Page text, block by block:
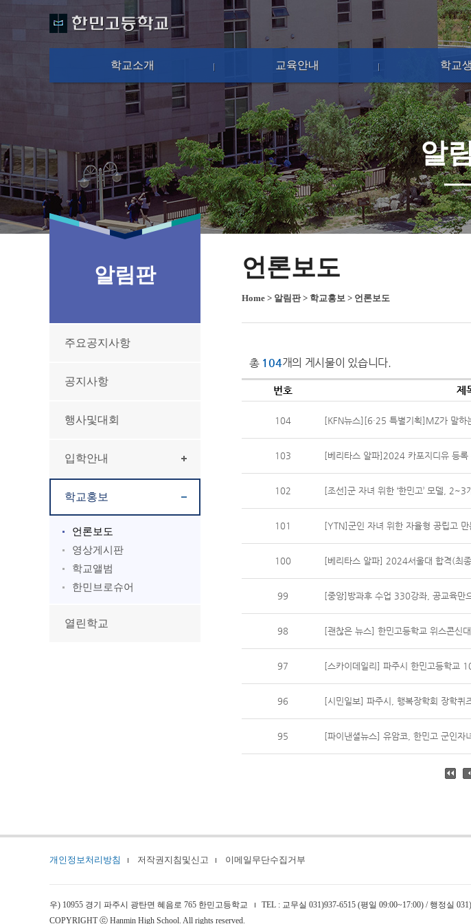
학교소개 교육안내 학교
알
알림판
주요공지사항
공지사항
행사및대회
입학안내
학교홍보
언론보도
영상게시판
학교앨범
한민브로슈어
열린학교
Home > 알림판> 학교홍보 > 언론보도
언론보도
총 104개의 게시물이 있습니다.
번호 제
104
103 [베리타스 알파]2024 카포지디유 등록
102 [조선]군 자녀 위한 ‘한민고’ 모델, 2~3
101 [YTN]군인 자녀 위한 자율형 공립고
100 [베리타스 알파] 2024서울대 합격(최
99
98 [괜찮은 뉴스] 한민고등학교 위스콘신
97
96 [시민일보] 파주시, 행복장학회 장학퀴
95 [파이낸셜뉴스] 유암코, 한민고 군인자
개인정보처리방침 저작권지침및신고 이메일무단수집거부
우) 10955 경기 파주시 광탄면 혜음로 765 한민고등학교 TEL : 교무실 031)937-6515 (평일 09:00~17:00) / 행정실
COPYRIGHT ⓒ Hanmin High School. All rights reserved.